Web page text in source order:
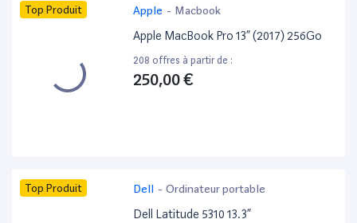
Top Produit Apple - Macbook
Apple MacBook Pro 13” (2017) 256Go
208 offres à partir de :
250,00 €
Top Produit Dell - Ordinateur portable
Dell Latitude 5310 13.3”